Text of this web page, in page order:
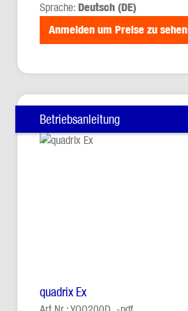
Sprache: Deutsch (DE)
Anmelden um Preise zu sehen
Betriebsanleitung
quadrix Ex